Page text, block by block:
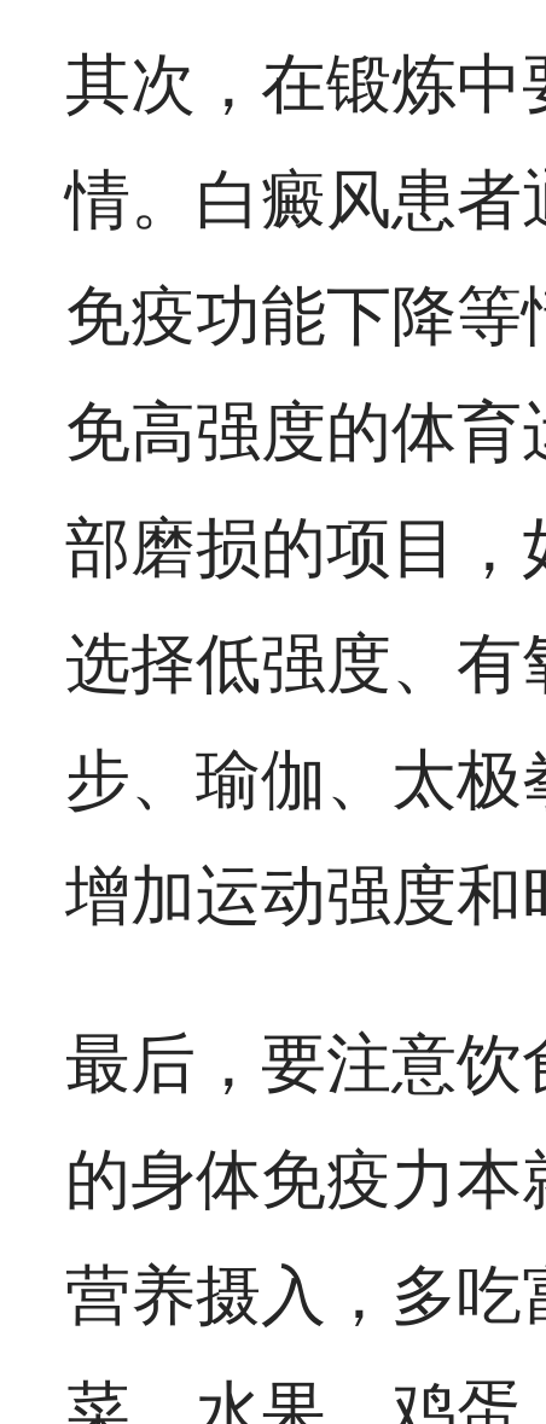
其次，在锻炼
情。白癜风患者
免疫功能下降
免高强度的体
部磨损的项目，
选择低强度、
步、瑜伽、太
增加运动强度和
最后，要注意
的身体免疫力
营养摄入，多